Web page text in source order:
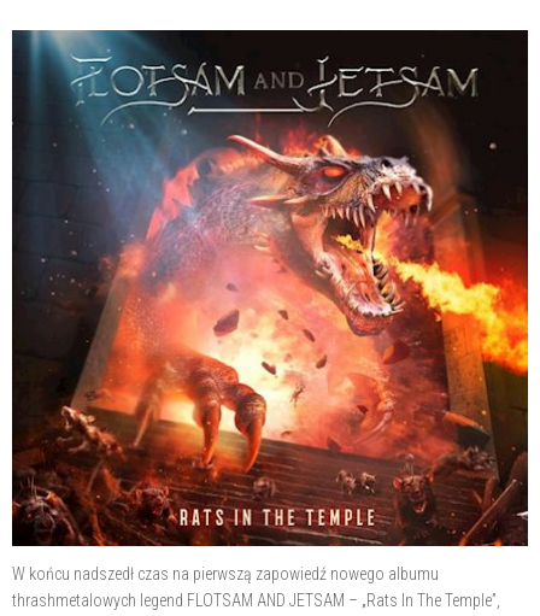
W końcu nadszedł czas na pierwszą zapowiedź nowego albumu
thrashmetalowych legend FLOTSAM AND JETSAM – „Rats In The Temple”,